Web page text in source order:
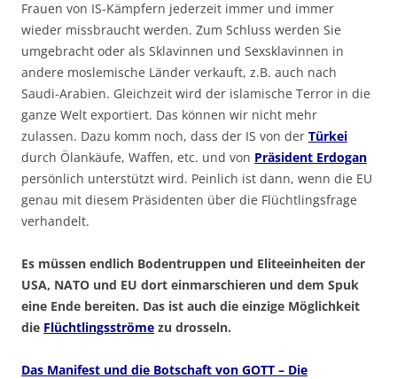
Frauen von IS-Kämpfern jederzeit immer und immer
wieder missbraucht werden. Zum Schluss werden Sie
umgebracht oder als Sklavinnen und Sexsklavinnen in
andere moslemische Länder verkauft, z.B. auch nach
Saudi-Arabien. Gleichzeit wird der islamische Terror in die
ganze Welt exportiert. Das können wir nicht mehr
zulassen. Dazu komm noch, dass der IS von der Türkei
durch Ölankäufe, Waffen, etc. und von Präsident Erdogan
persönlich unterstützt wird. Peinlich ist dann, wenn die EU
genau mit diesem Präsidenten über die Flüchtlingsfrage
verhandelt.
Es müssen endlich Bodentruppen und Eliteeinheiten der
USA, NATO und EU dort einmarschieren und dem Spuk
eine Ende bereiten. Das ist auch die einzige Möglichkeit
die Flüchtlingsströme zu drosseln.
Das Manifest und die Botschaft von GOTT – Die